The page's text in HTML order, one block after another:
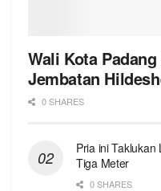
Wali Kota
Jembatan
0 SHARES
Pria ini
Tiga Meter
0 SHARES